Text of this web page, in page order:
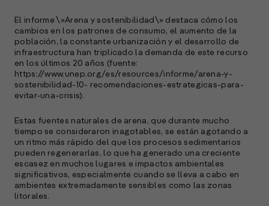
El informe \»Arena y sostenibilidad\» destaca cómo los
cambios en los patrones de consumo, el aumento de la
población, la constante urbanización y el desarrollo de
infraestructura han triplicado la demanda de este recurso
en los últimos 20 años (fuente:
https://www.unep.org/es/resources/informe/arena-y-
sostenibilidad-10- recomendaciones-estrategicas-para-
evitar-una-crisis).
Estas fuentes naturales de arena, que durante mucho
tiempo se consideraron inagotables, se están agotando a
un ritmo más rápido del que los procesos sedimentarios
pueden regenerarlas, lo que ha generado una creciente
escasez en muchos lugares e impactos ambientales
significativos, especialmente cuando se lleva a cabo en
ambientes extremadamente sensibles como las zonas
litorales.